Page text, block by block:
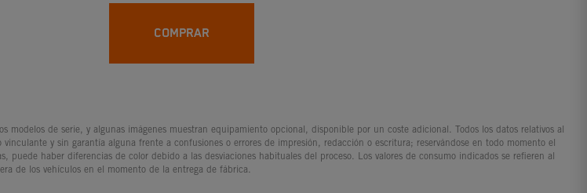
COMPRAR
de serie, y algunas imágenes muestran equipamiento opcional, disponible por un coste adicional. Todos los datos relativos al
y sin garantía alguna frente a confusiones o errores de impresión, redacción o escritura; reservándose en todo momento el
haber diferencias de color debido a las desviaciones habituales del proceso. Los valores de consumo indicados se refieren al
de los vehículos en el momento de la entrega de fábrica.